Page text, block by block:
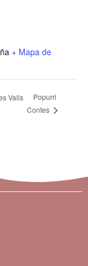
+ Mapa de
Valls
Popurri
Contes